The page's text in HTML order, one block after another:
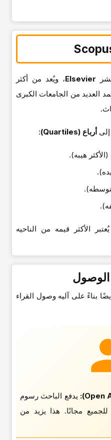
Elsevier، ویُعد من أکثر
العدید من الجامعات الکبرى
أرباع (Quartiles) :
یُعتبر الأکثر قیمه من الناحیه
الوصول
بناءً على آلیه وصول القراء
یدفع الباحث رسوم
مجانًا. هذا یزید من